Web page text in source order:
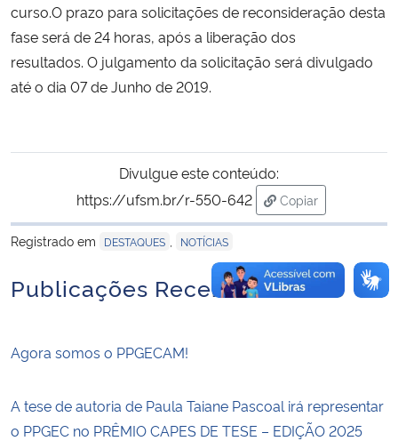
Banco Central do Brasil
Planalto
curso.O prazo para solicitações de reconsideração desta
fase será de 24 horas, após a liberação dos
resultados. O julgamento da solicitação será divulgado
até o dia 07 de Junho de 2019.
Divulgue este conteúdo:
https://ufsm.br/r-550-642
Copiar
para área de
Registrado em
DESTAQUES NOTÍCIAS
Publicações Recentes
Agora somos o PPGECAM!
A tese de autoria de Paula Taiane Pascoal irá representar
o PPGEC no PRÊMIO CAPES DE TESE – EDIÇÃO 2025